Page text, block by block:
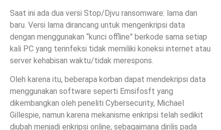
Saat ini ada dua versi Stop/Djvu ransomware: lama dan
baru. Versi lama dirancang untuk mengenkripsi data
dengan menggunakan “kunci offline” berkode sama setiap
kali PC yang terinfeksi tidak memiliki koneksi internet atau
server kehabisan waktu/tidak merespons.
Oleh karena itu, beberapa korban dapat mendekripsi data
menggunakan software seperti Emsifosft yang
dikembangkan oleh peneliti Cybersecurity, Michael
Gillespie, namun karena mekanisme enkripsi telah sedikit
diubah menjadi enkripsi online, sebagaimana dirilis pada